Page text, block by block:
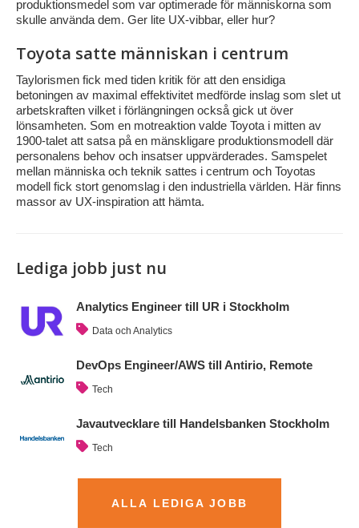
produktionsmedel som var optimerade för människorna som
skulle använda dem. Ger lite UX-vibbar, eller hur?
Toyota satte människan i centrum
Taylorismen fick med tiden kritik för att den ensidiga
betoningen av maximal effektivitet medförde inslag som slet ut
arbetskraften vilket i förlängningen också gick ut över
lönsamheten. Som en motreaktion valde Toyota i mitten av
1900-talet att satsa på en mänskligare produktionsmodell där
personalens behov och insatser uppvärderades. Samspelet
mellan människa och teknik sattes i centrum och Toyotas
modell fick stort genomslag i den industriella världen. Här finns
massor av UX-inspiration att hämta.
Lediga jobb just nu
Analytics Engineer till UR i Stockholm
Data och Analytics
DevOps Engineer/AWS till Antirio, Remote
Tech
Javautvecklare till Handelsbanken Stockholm
Tech
ALLA LEDIGA JOBB